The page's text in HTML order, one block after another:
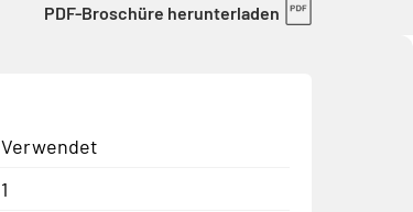
PDF-Broschüre herunterladen
Verwendet
1